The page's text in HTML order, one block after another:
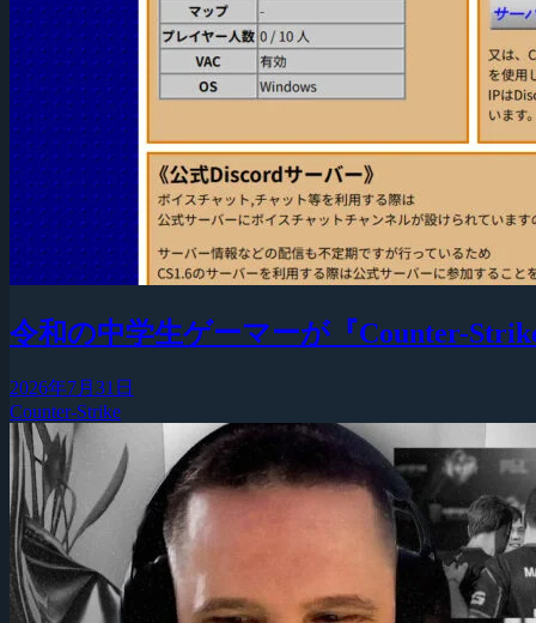
令和の中学生ゲーマーが『Counter-
2026年7月31日
Counter-Strike